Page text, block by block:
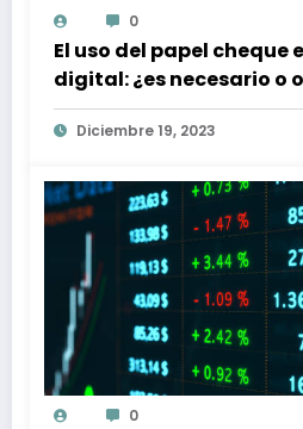
0
El uso del papel cheque
digital: ¿es necesario o
Diciembre 19, 2023
0